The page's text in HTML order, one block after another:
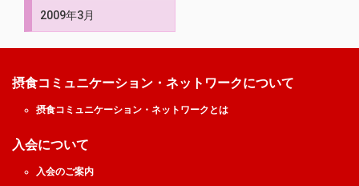
2009年3月
摂食コミュニケーション・ネットワークについて
摂食コミュニケーション・ネットワークとは
入会について
入会のご案内